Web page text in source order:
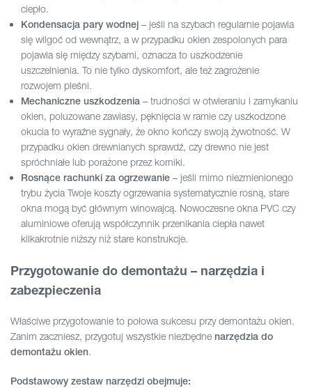
ciepło.
Kondensacja pary wodnej – jeśli na szybach regularnie pojawia
się wilgoć od wewnątrz, a w przypadku okien zespolonych para
pojawia się między szybami, oznacza to uszkodzenie
uszczelnienia. To nie tylko dyskomfort, ale też zagrożenie
rozwojem pleśni.
Mechaniczne uszkodzenia – trudności w otwieraniu i zamykaniu
okien, poluzowane zawiasy, pęknięcia w ramie czy uszkodzone
okucia to wyraźne sygnały, że okno kończy swoją żywotność. W
przypadku okien drewnianych sprawdź, czy drewno nie jest
spróchniałe lub porażone przez korniki.
Rosnące rachunki za ogrzewanie – jeśli mimo niezmienionego
trybu życia Twoje koszty ogrzewania systematycznie rosną, stare
okna mogą być głównym winowajcą. Nowoczesne okna PVC czy
aluminiowe oferują współczynnik przenikania ciepła nawet
kilkakrotnie niższy niż stare konstrukcje.
Przygotowanie do demontażu – narzędzia i
zabezpieczenia
Właściwe przygotowanie to połowa sukcesu przy demontażu okien.
Zanim zaczniesz, przygotuj wszystkie niezbędne narzędzia do
demontażu okien.
Podstawowy zestaw narzędzi obejmuje: